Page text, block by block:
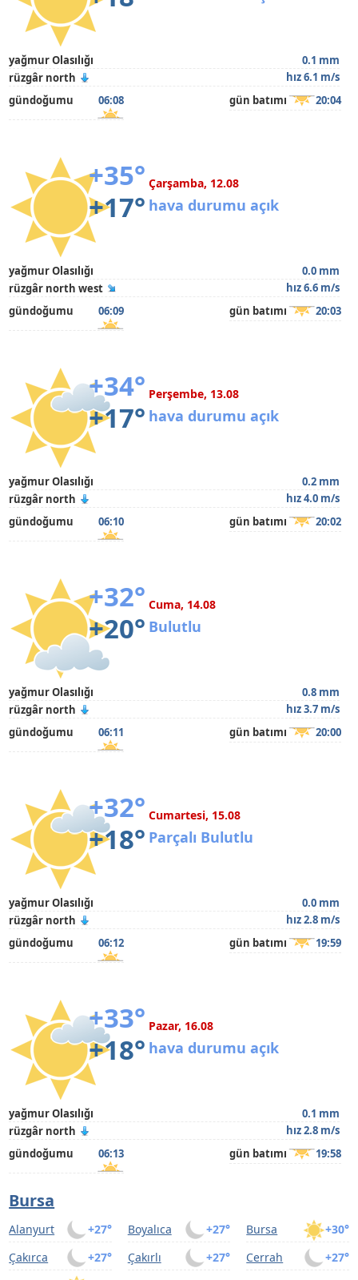
yağmur Olasılığı
0.1 mm
rüzgâr north
hız 6.1 m/s
gündoğumu
06:08 gün batımı 20:04
+35°
+17°
Çarşamba, 12.08
hava durumu açık
yağmur Olasılığı
0.0 mm
rüzgâr north west
hız 6.6 m/s
gündoğumu
06:09 gün batımı 20:03
+34°
+17°
Perşembe, 13.08
hava durumu açık
yağmur Olasılığı
0.2 mm
rüzgâr north
hız 4.0 m/s
gündoğumu
06:10 gün batımı 20:02
+32°
+20°
Cuma, 14.08
Bulutlu
yağmur Olasılığı
0.8 mm
rüzgâr north
hız 3.7 m/s
gündoğumu
06:11 gün batımı 20:00
+32°
+18°
Cumartesi, 15.08
Parçalı Bulutlu
yağmur Olasılığı
0.0 mm
rüzgâr north
hız 2.8 m/s
gündoğumu
06:12 gün batımı 19:59
+33°
+18°
Pazar, 16.08
hava durumu açık
yağmur Olasılığı
0.1 mm
rüzgâr north
hız 2.8 m/s
gündoğumu
06:13 gün batımı 19:58
Bursa
+27°
Alanyurt +27°
Boyalıca +30°
Bursa
+27°
Çakırca +27°
Çakırlı +27°
Cerrah